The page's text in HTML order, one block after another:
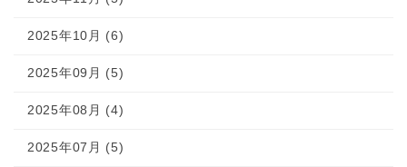
2025年10月 (6)
2025年09月 (5)
2025年08月 (4)
2025年07月 (5)